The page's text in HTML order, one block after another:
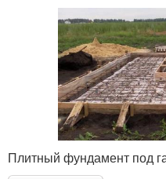
Плитный фундамент под